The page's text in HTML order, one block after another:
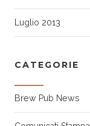
Luglio 2013
CATEGORIE
Brew Pub News